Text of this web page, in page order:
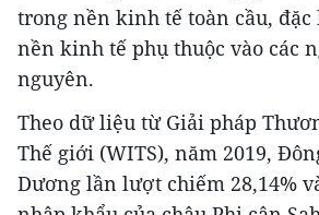
trong nền kinh tế toàn cầu,
nền kinh tế phụ thuộc vào các
nguyên.
Theo dữ liệu từ Giải pháp
Thế giới (WITS), năm 2019,
Dương lần lượt chiếm 28,14%